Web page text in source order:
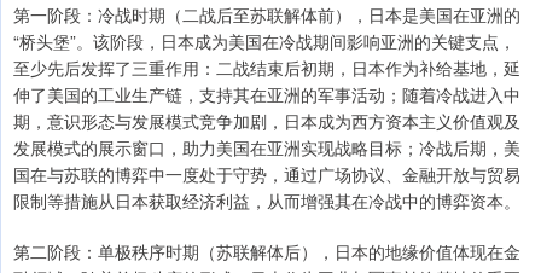
第一阶段：冷战时期（二战后至苏联解体前），日本是美国在亚洲的
“桥头堡”。该阶段，日本成为美国在冷战期间影响亚洲的关键支点，
至少先后发挥了三重作用：二战结束后初期，日本作为补给基地，延
伸了美国的工业生产链，支持其在亚洲的军事活动；随着冷战进入中
期，意识形态与发展模式竞争加剧，日本成为西方资本主义价值观及
发展模式的展示窗口，助力美国在亚洲实现战略目标；冷战后期，美
国在与苏联的博弈中一度处于守势，通过广场协议、金融开放与贸易
限制等措施从日本获取经济利益，从而增强其在冷战中的博弈资本。
第二阶段：单极秩序时期（苏联解体后），日本的地缘价值体现在金